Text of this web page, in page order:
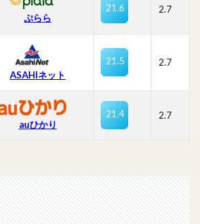
ぷらら
21.6 2.7
ASAHIネット
21.5 2.7
auひかり
21.4 2.7